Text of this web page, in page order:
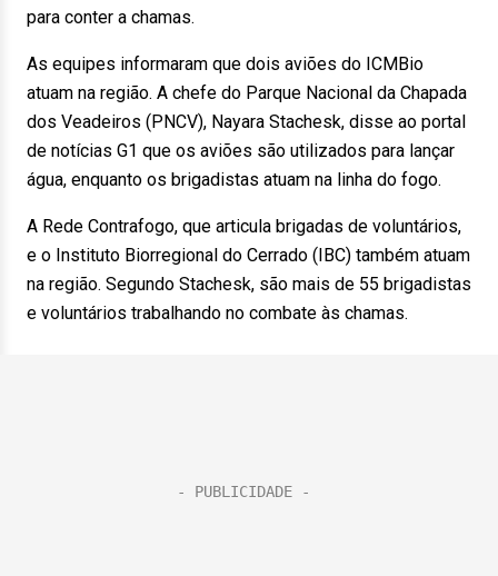
para conter a chamas.
As equipes informaram que dois aviões do ICMBio
atuam na região. A chefe do Parque Nacional da Chapada
dos Veadeiros (PNCV), Nayara Stachesk, disse ao portal
de notícias G1 que os aviões são utilizados para lançar
água, enquanto os brigadistas atuam na linha do fogo.
A Rede Contrafogo, que articula brigadas de voluntários,
e o Instituto Biorregional do Cerrado (IBC) também atuam
na região. Segundo Stachesk, são mais de 55 brigadistas
e voluntários trabalhando no combate às chamas.